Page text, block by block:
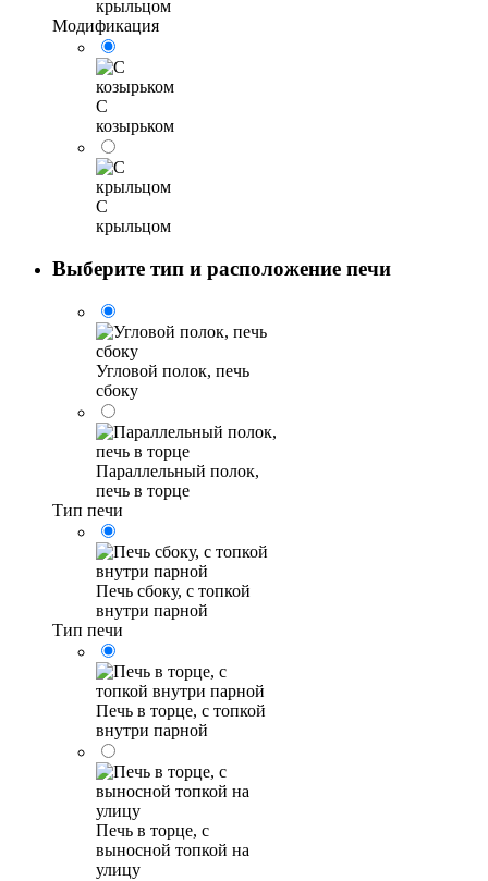
крыльцом
Модификация
С
козырьком
С
крыльцом
Выберите тип и расположение печи
Угловой полок, печь
сбоку
Параллельный полок,
печь в торце
Тип печи
Печь сбоку, с топкой
внутри парной
Тип печи
Печь в торце, с топкой
внутри парной
Печь в торце, с
выносной топкой на
улицу